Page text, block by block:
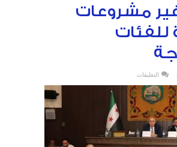
مشروعات
للفئات
التعليقات
البركة
يتحول
من
المساعدات
الاجتماعية
إلى
مشروعات
صغيرة